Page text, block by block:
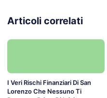
Articoli correlati
I Veri Rischi Finanziari Di San
Lorenzo Che Nessuno Ti